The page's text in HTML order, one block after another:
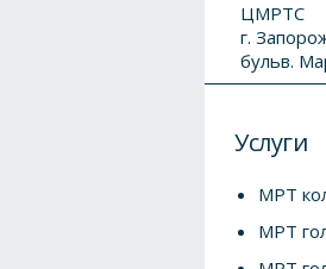
ЦМРТС
г.
бульв.
Услуги
МРТ
МРТ